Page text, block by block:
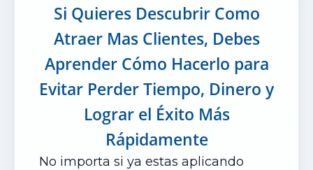
Si Quieres Descubrir Como
Atraer Mas Clientes, Debes
Aprender Cómo Hacerlo para
Evitar Perder Tiempo, Dinero y
Lograr el Éxito Más
Rápidamente
No importa si ya estas aplicando